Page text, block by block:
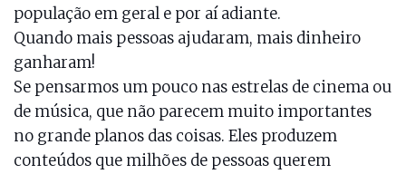
população em geral e por aí adiante.
Quando mais pessoas ajudaram, mais dinheiro
ganharam!
Se pensarmos um pouco nas estrelas de cinema ou
de música, que não parecem muito importantes
no grande planos das coisas. Eles produzem
conteúdos que milhões de pessoas querem